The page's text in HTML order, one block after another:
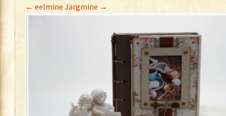
← eelmine Järgmine →